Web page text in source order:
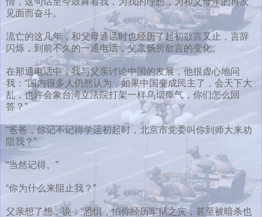
见面而奋斗。
流亡的这几年，和父母通话时也经历了起初欲言又止，言辞
闪烁，到前不久的一通电话，父亲畅所欲言的变化。
在那通电话中，我与父亲讨论中国的发展，他很虚心地问
我：“国内很多人仍然认为，如果中国变成民主了，会天下大
乱，也许会象台湾立法院打架一样乌烟瘴气，你们怎么回
答？”
“爸爸，你记不记得学运初起时，北京市党委叫你到师大来劝
阻我？”
“当然记得。”
“你为什么来阻止我？”
父亲想了想，说：“恐惧，怕你经历牢狱之灾，甚至被暗杀也